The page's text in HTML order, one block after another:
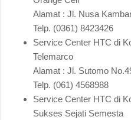
Alamat : Jl. Nusa
Telp. (0361) 8423426
Service Center HTC di
Telemarco
Alamat : Jl. Sutomo
Telp. (061) 4568988
Service Center HTC di
Sukses Sejati Semesta